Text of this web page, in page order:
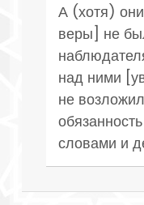
А (хотя)
веры] не
над ними
не
словами и